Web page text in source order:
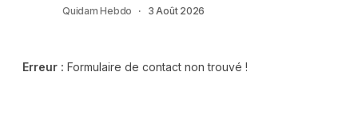
Quidam Hebdo 3 Août 2026
Erreur : Formulaire de contact non trouvé !